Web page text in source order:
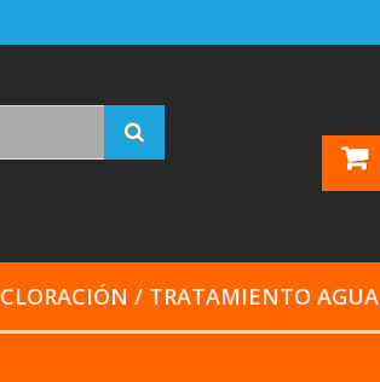
CLORACIÓN / TRATAMIENTO AGUA